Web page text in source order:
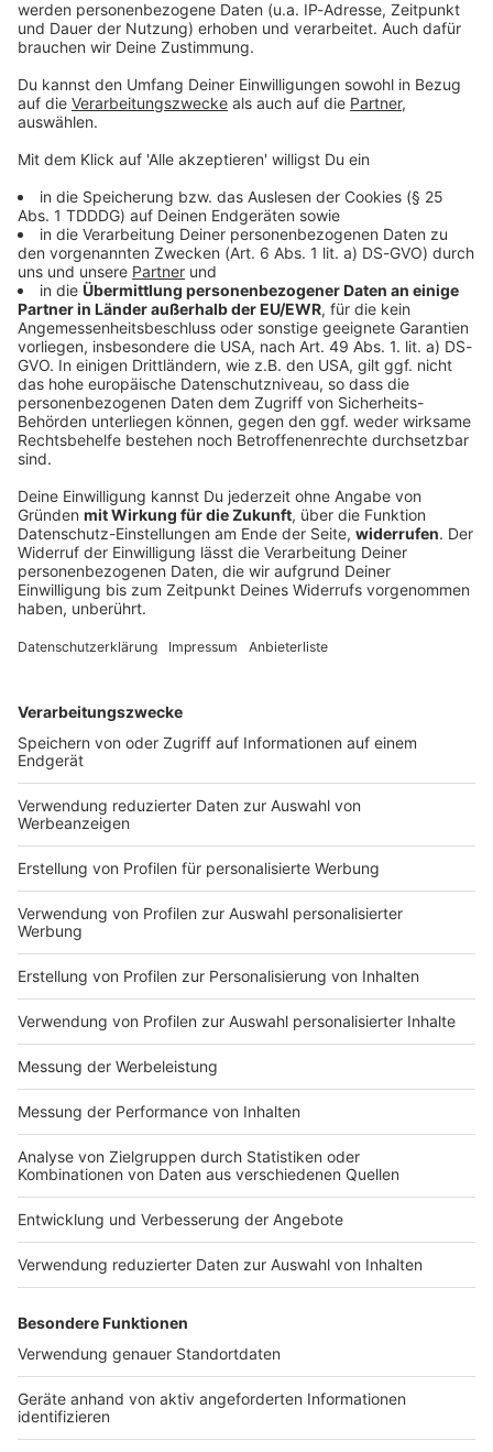
Keep on rocking!
Verpass' nichts mehr mit unserem kostenlosen ROCK
ANTENNE Bayern Rock-Newsletter. Ob Musiknews,
Interviews, Quizspaß oder unsere neuesten Aktionen -
wir informieren dich.
Zum Newsletter anmelden
Du möchtest uns etwas sagen?
Sprachnachricht
DEINE GEMERKTEN ARTIKEL
Du hast dir noch keine Artikel gemerkt
Markiere sie hierfür mit einem
Impressum
Nutzungsbedingungen
Jobs
Presse
Archiv
Kontakt
Studio-Hotline
Werbung
ROCK ANTENNE
Region wechseln